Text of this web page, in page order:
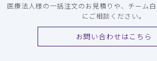
医療法人様の一括注文のお見積りや、チーム
にご相談ください。
お問い合わせはこちら